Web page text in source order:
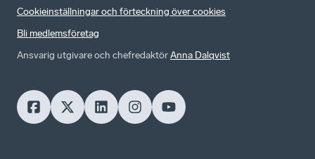
Cookieinställningar och förteckning över cookies
Bli medlemsföretag
Ansvarig utgivare och chefredaktörAnna Dalqvist